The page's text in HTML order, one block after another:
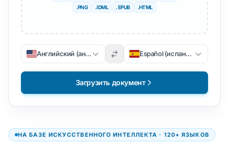
НА БАЗЕ ИСКУССТВЕННОГО ИНТЕЛЛЕКТА · 120+ ЯЗЫКОВ
.PNG
.IDML . EPUB .HTML
Английский (английский) Español (испанский)
Загрузить документ